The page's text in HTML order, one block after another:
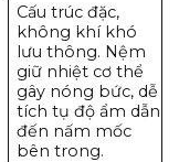
Cấu trúc đặc,
không khí khó
lưu thông. Nệm
giữ nhiệt cơ thể
gây nóng bức, dễ
tích tụ độ ẩm dẫn
đến nấm mốc
bên trong.